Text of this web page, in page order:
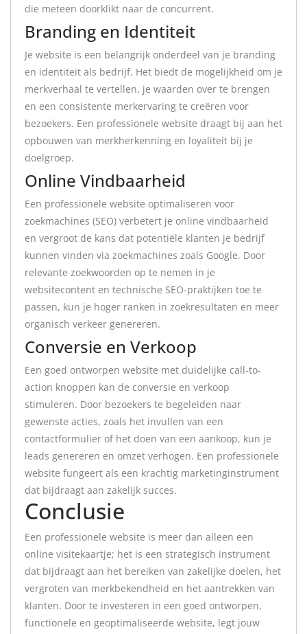
die meteen doorklikt naar de concurrent.
Branding en Identiteit
Je website is een belangrijk onderdeel van je branding
en identiteit als bedrijf. Het biedt de mogelijkheid om je
merkverhaal te vertellen, je waarden over te brengen
en een consistente merkervaring te creëren voor
bezoekers. Een professionele website draagt bij aan het
opbouwen van merkherkenning en loyaliteit bij je
doelgroep.
Online Vindbaarheid
Een professionele website optimaliseren voor
zoekmachines (SEO) verbetert je online vindbaarheid
en vergroot de kans dat potentiële klanten je bedrijf
kunnen vinden via zoekmachines zoals Google. Door
relevante zoekwoorden op te nemen in je
websitecontent en technische SEO-praktijken toe te
passen, kun je hoger ranken in zoekresultaten en meer
organisch verkeer genereren.
Conversie en Verkoop
Een goed ontworpen website met duidelijke call-to-
action knoppen kan de conversie en verkoop
stimuleren. Door bezoekers te begeleiden naar
gewenste acties, zoals het invullen van een
contactformulier of het doen van een aankoop, kun je
leads genereren en omzet verhogen. Een professionele
website fungeert als een krachtig marketinginstrument
dat bijdraagt aan zakelijk succes.
Conclusie
Een professionele website is meer dan alleen een
online visitekaartje; het is een strategisch instrument
dat bijdraagt aan het bereiken van zakelijke doelen, het
vergroten van merkbekendheid en het aantrekken van
klanten. Door te investeren in een goed ontworpen,
functionele en geoptimaliseerde website, legt jouw